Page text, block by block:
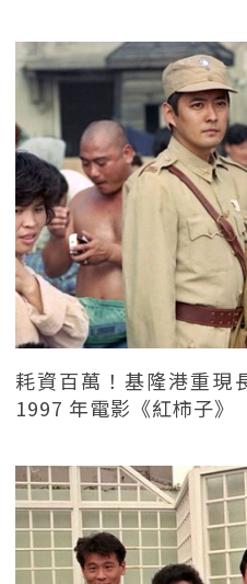
耗資百萬！基隆港重現
1997 年電影《紅柿子》